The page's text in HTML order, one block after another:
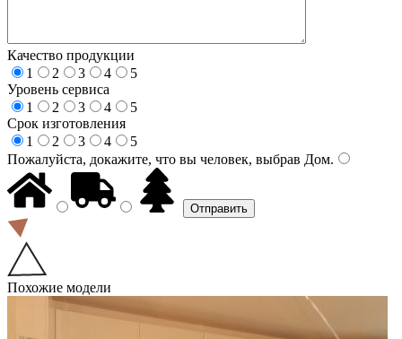
Качество продукции
1
2 3 4
5
Уровень сервиса
1
2 3 4
5
Срок изготовления
1
2 3 4
5
Пожалуйста, докажите, что вы человек, выбрав Дом.
Похожие модели